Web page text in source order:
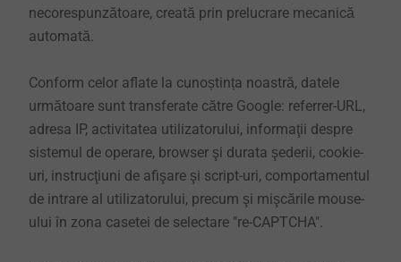
necorespunzătoare, creată prin prelucrare mecanică
automată.
Conform celor aflate la cunoștința noastră, datele
următoare sunt transferate către Google: referrer-URL,
adresa IP, activitatea utilizatorului, informaţii despre
sistemul de operare, browser şi durata şederii, cookie-
uri, instrucţiuni de afişare şi script-uri, comportamentul
de intrare al utilizatorului, precum şi mişcările mouse-
ului în zona casetei de selectare "re-CAPTCHA".